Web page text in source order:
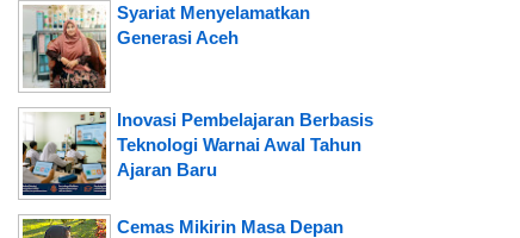
Syariat Menyelamatkan
Generasi Aceh
Inovasi Pembelajaran Berbasis
Teknologi Warnai Awal Tahun
Ajaran Baru
Cemas Mikirin Masa Depan